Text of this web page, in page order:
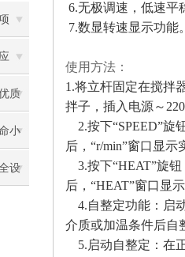
质
小
设
6.无极调速，低速平
7.数显转速显示功能
使用方法：
1.将立杆固定在搅拌
拌子，插入电源～
2.按下“SPEED”
后，“r/min”窗口显
3.按下“HEAT”旋
后，“HEAT”窗口显
4.自整定功能：启
介质或加温条件后自
5.启动自整定：在